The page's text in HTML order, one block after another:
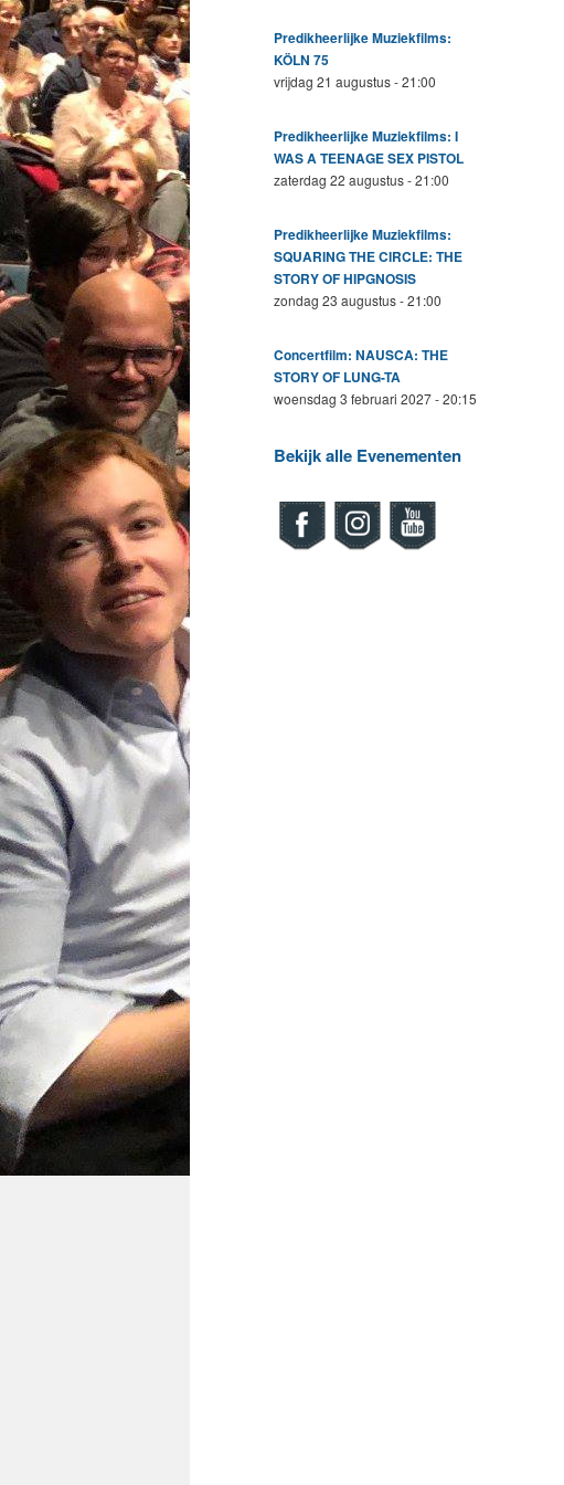
Predikheerlijke Muziekfilms:
KÖLN 75
vrijdag 21 augustus - 21:00
Predikheerlijke Muziekfilms: I
WAS A TEENAGE SEX PISTOL
zaterdag 22 augustus - 21:00
Predikheerlijke Muziekfilms:
SQUARING THE CIRCLE: THE
STORY OF HIPGNOSIS
zondag 23 augustus - 21:00
Concertfilm: NAUSCA: THE
STORY OF LUNG-TA
woensdag 3 februari 2027 - 20:15
Bekijk alle Evenementen